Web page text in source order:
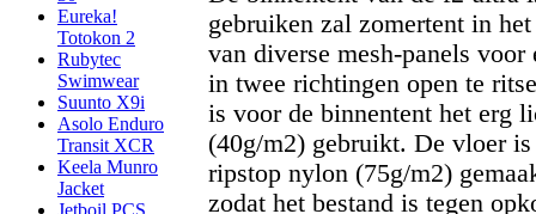
Eureka!
Totokon 2
Rubytec
Swimwear
Suunto X9i
Asolo Enduro
Transit XCR
Keela Munro
Jacket
Jetboil PCS
gebruiken zal zomertent in
van diverse mesh-panels
in twee richtingen open te
is voor de binnentent het erg
(40g/m2) gebruikt. De vloer
ripstop nylon (75g/m2)
zodat het bestand is tegen